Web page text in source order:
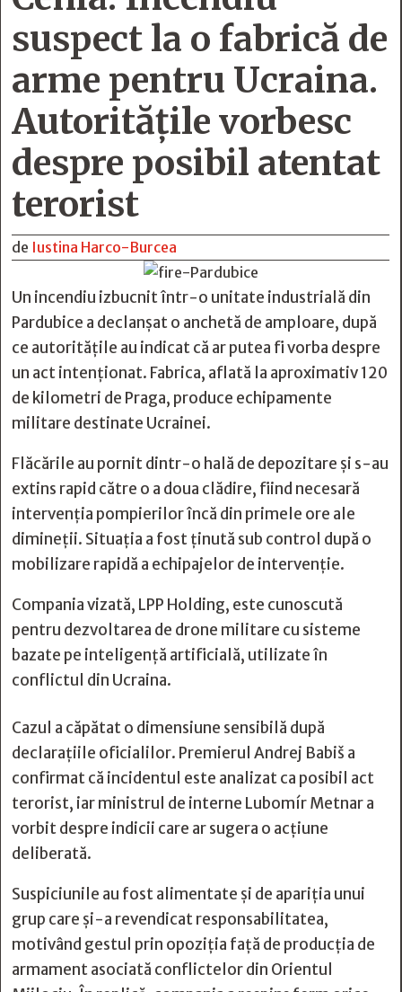
suspect la o fabrică de
arme pentru Ucraina.
Autoritățile vorbesc
despre posibil atentat
terorist
de Iustina Harco-Burcea
Un incendiu izbucnit într-o unitate industrială din
Pardubice a declanșat o anchetă de amploare, după
ce autoritățile au indicat că ar putea fi vorba despre
un act intenționat. Fabrica, aflată la aproximativ 120
de kilometri de Praga, produce echipamente
militare destinate Ucrainei.
Flăcările au pornit dintr-o hală de depozitare și s-au
extins rapid către o a doua clădire, fiind necesară
intervenția pompierilor încă din primele ore ale
dimineții. Situația a fost ținută sub control după o
mobilizare rapidă a echipajelor de intervenție.
Compania vizată, LPP Holding, este cunoscută
pentru dezvoltarea de drone militare cu sisteme
bazate pe inteligență artificială, utilizate în
conflictul din Ucraina.
Cazul a căpătat o dimensiune sensibilă după
declarațiile oficialilor. Premierul Andrej Babiš a
confirmat că incidentul este analizat ca posibil act
terorist, iar ministrul de interne Lubomír Metnar a
vorbit despre indicii care ar sugera o acțiune
deliberată.
Suspiciunile au fost alimentate și de apariția unui
grup care și-a revendicat responsabilitatea,
motivând gestul prin opoziția față de producția de
armament asociată conflictelor din Orientul